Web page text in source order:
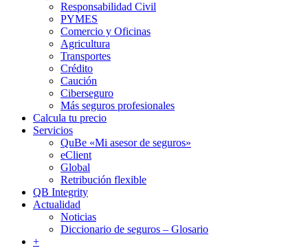
Responsabilidad Civil
PYMES
Comercio y Oficinas
Agricultura
Transportes
Crédito
Caución
Ciberseguro
Más seguros profesionales
Calcula tu precio
Servicios
QuBe «Mi asesor de seguros»
eClient
Global
Retribución flexible
QB Integrity
Actualidad
Noticias
Diccionario de seguros – Glosario
+